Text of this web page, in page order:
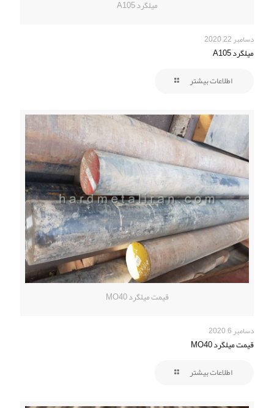
میلگرد A105
دسامبر 22, 2020
میلگرد A105
اطلاعات بیشتر
قیمت میلگرد MO40
دسامبر 6, 2020
قیمت میلگرد MO40
اطلاعات بیشتر